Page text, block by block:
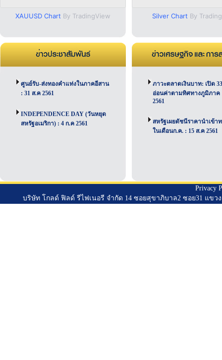
XAUUSD Chart By TradingView Silver Chart By
ศูนย์รับ-ส่งทองคำแท่งในภาคอีสาน
: 31 ส.ค 2561
INDEPENDENCE DAY (วันหยุด
สหรัฐอเมริกา) : 4 ก.ค 2561
ภาวะตลาดเงินบาท: เปิด
อ่อนค่าตามทิศทางภูมิภาค
2561
สหรัฐเผยดัชนีราคานำเข้า
ในเดือนก.ค. : 15 ส.ค 2561
Privacy
บริษัท โกลด์ ฟิลด์ รีไฟเนอรี จำกัด 14 ซอยสุขาภิบาล2 ซอย31 แขวง